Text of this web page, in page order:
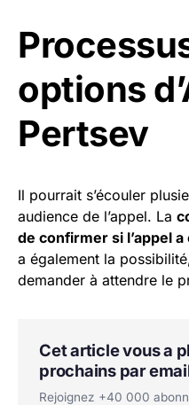
options
Pertsev
Il pourrait s’écouler
audience de l’appel. La
de confirmer si l’appel
a également la
demander à attendre le
Cet article vous a
prochains par
Rejoignez +40 000